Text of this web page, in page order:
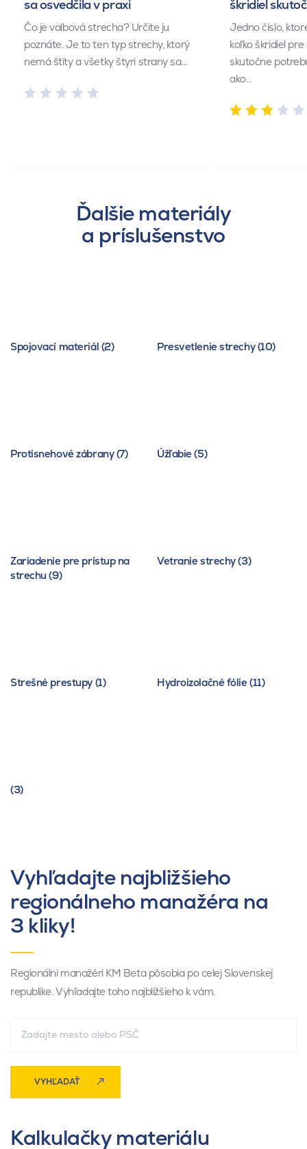
sa osvedčila v praxi
Čo je valbová strecha? Určite ju
poznáte. Je to ten typ strechy, ktorý
nemá štíty a všetky štyri strany sa…
škridiel
Jedno číslo,
koľko škridiel
skutočne
ako…
Ďalšie materiály
a príslušenstvo
Spojovací materiál (2) Presvetlenie strechy (10)
Protisnehové zábrany (7) Úžľabie (5)
Zariadenie pre prístup na
strechu (9)
Vetranie strechy (3)
Strešné prestupy (1) Hydroizolačné fólie (11)
(3)
Vyhľadajte najbližšieho
regionálneho manažéra na
3 kliky!
Regionálni manažéri KM Beta pôsobia po celej Slovenskej
republike. Vyhľadajte toho najbližšieho k vám.
VYHĽADAŤ
Kalkulačky materiálu